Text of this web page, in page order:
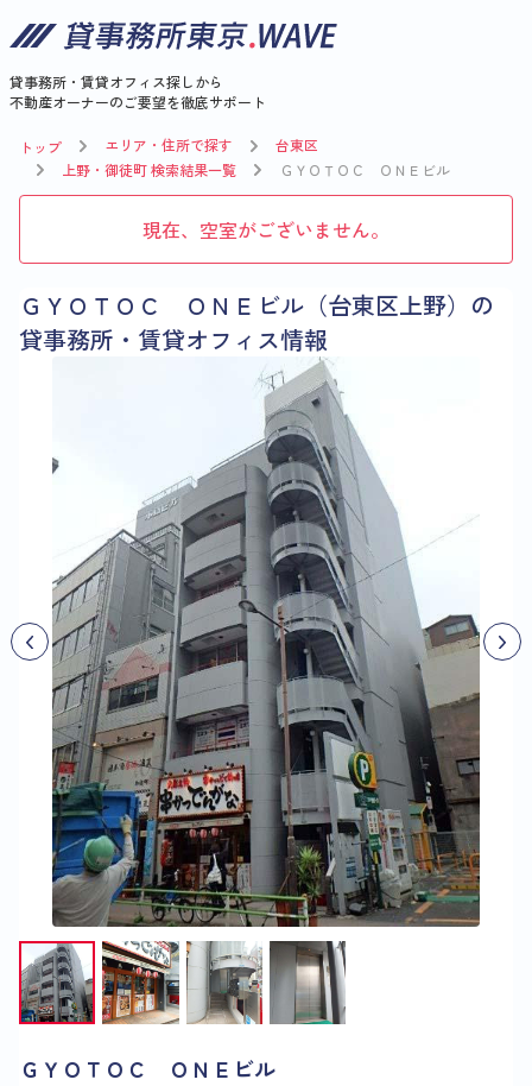
貸事務所・賃貸オフィス探しから
不動産オーナーのご要望を徹底サポート
トップ エリア・住所で探す
台東区
上野・御徒町 検索結果一覧
ＧＹＯＴＯＣ ＯＮＥビル
現在、空室がございません。
ＧＹＯＴＯＣ ＯＮＥビル（台東区上野）の
貸事務所・賃貸オフィス情報
ＧＹＯＴＯＣ ＯＮＥビル